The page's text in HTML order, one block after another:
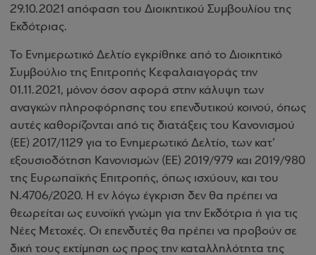
29.10.2021 απόφαση του Διοικητικού Συμβουλίου της
Εκδότριας.
Το Ενημερωτικό Δελτίο εγκρίθηκε από το Διοικητικό
Συμβούλιο της Επιτροπής Κεφαλαιαγοράς την
01.11.2021, μόνον όσον αφορά στην κάλυψη των
αναγκών πληροφόρησης του επενδυτικού κοινού, όπως
αυτές καθορίζονται από τις διατάξεις του Κανονισμού
(ΕΕ) 2017/1129 για το Ενημερωτικό Δελτίο, των κατ’
εξουσιοδότηση Κανονισμών (ΕΕ) 2019/979 και 2019/980
της Ευρωπαϊκής Επιτροπής, όπως ισχύουν, και του
Ν.4706/2020. Η εν λόγω έγκριση δεν θα πρέπει να
θεωρείται ως ευνοϊκή γνώμη για την Εκδότρια ή για τις
Νέες Μετοχές. Οι επενδυτές θα πρέπει να προβούν σε
δική τους εκτίμηση ως προς την καταλληλότητα της